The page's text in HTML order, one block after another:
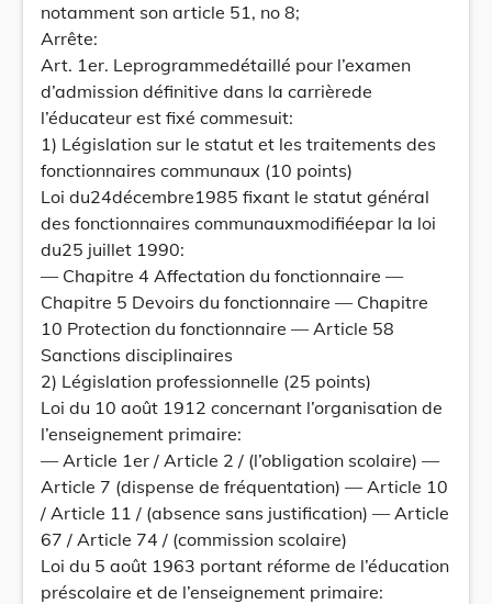
notamment son article 51, no 8;
Arrête:
Art. 1er. Leprogrammedétaillé pour l’examen
d’admission définitive dans la carrièrede
l’éducateur est fixé commesuit:
1) Législation sur le statut et les traitements des
fonctionnaires communaux (10 points)
Loi du24décembre1985 fixant le statut général
des fonctionnaires communauxmodifiéepar la loi
du25 juillet 1990:
— Chapitre 4 Affectation du fonctionnaire —
Chapitre 5 Devoirs du fonctionnaire — Chapitre
10 Protection du fonctionnaire — Article 58
Sanctions disciplinaires
2) Législation professionnelle (25 points)
Loi du 10 août 1912 concernant l’organisation de
l’enseignement primaire:
— Article 1er / Article 2 / (l’obligation scolaire) —
Article 7 (dispense de fréquentation) — Article 10
/ Article 11 / (absence sans justification) — Article
67 / Article 74 / (commission scolaire)
Loi du 5 août 1963 portant réforme de l’éducation
préscolaire et de l’enseignement primaire: